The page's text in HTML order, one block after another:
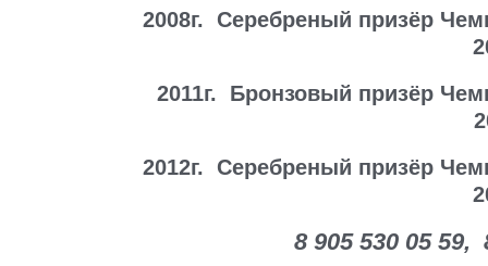
2008г. Серебреный призёр
2011г.
Бронзовый призёр
2012г. Серебреный призёр
8 905 530 05 59,